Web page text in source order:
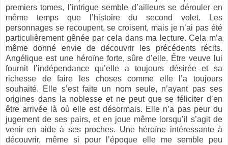
premiers tomes, l’intrigue semble d’ailleurs se dérouler en
même temps que l’histoire du second volet. Les
personnages se recoupent, se croisent, mais je n’ai pas été
particulièrement gênée par cela dans ma lecture. Cela m’a
même donné envie de découvrir les précédents récits.
Angélique est une héroïne forte, sûre d’elle. Être veuve lui
fournit l’indépendance qu’elle a toujours désirée et sa
richesse de faire les choses comme elle l’a toujours
souhaité. Elle s’est faite un nom seule, n’ayant pas ses
origines dans la noblesse et ne peut que se féliciter d’en
être arrivée là où elle est désormais. Elle n’a pas peur du
jugement de ses pairs, et en joue même lorsqu’il s’agit de
venir en aide à ses proches. Une héroïne intéressante à
découvrir, même si pour l’époque elle me semble peu